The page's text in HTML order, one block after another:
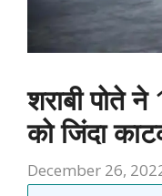
शराबी पोते
को जिंदा
December 26,